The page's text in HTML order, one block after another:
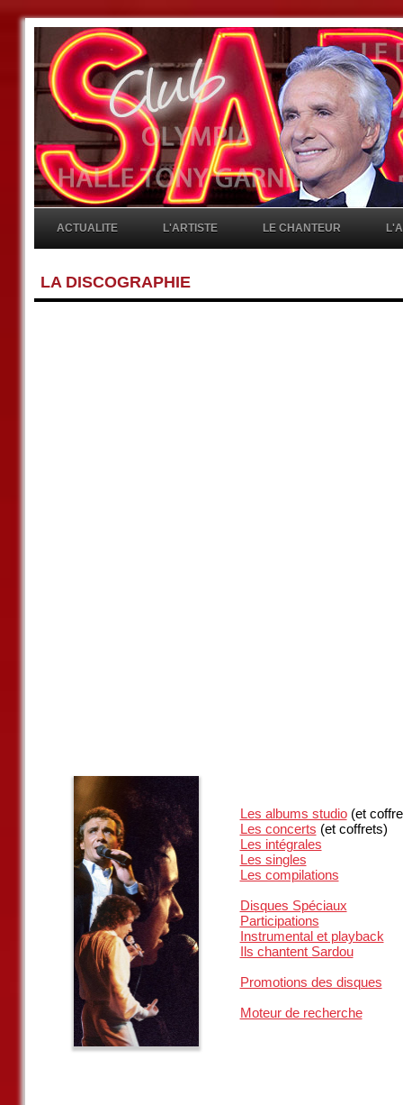
ACTUALITE L'ARTISTE LE CHANTEUR
LA DISCOGRAPHIE
Les albums studio(et
Les concerts (et coffrets)
Les intégrales
Les singles
Les compilations
Disques Spéciaux
Participations
Instrumental et playback
Ils chantent Sardou
Promotions des disques
Moteur de recherche